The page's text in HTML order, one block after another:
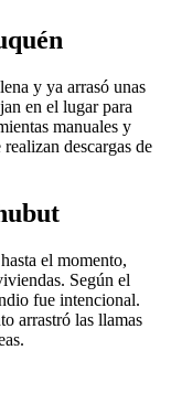
y ya arrasó unas
en el lugar para
manuales y
descargas de
el momento,
Según el
fue intencional.
arrastró las llamas